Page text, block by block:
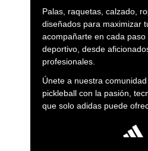
Palas, raquetas, calzado,
diseñados para maximizar
acompañarte en cada
deportivo, desde
profesionales.
Únete a nuestra
pickleball con la pasión,
que solo adidas puede